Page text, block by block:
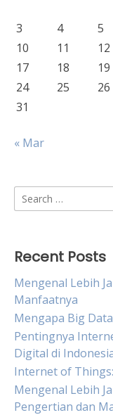
3
4 5
10
11 12
17
18 19
24
25 26
31
« Mar
Search
for:
Recent Posts
Mengenal Lebih
Manfaatnya
Mengapa Big
Pentingnya
Digital di
Internet of
Mengenal Lebih
Pengertian dan